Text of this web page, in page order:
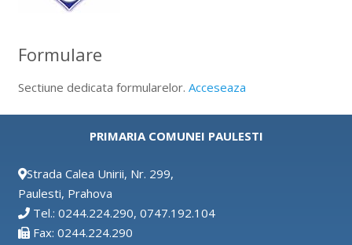
Formulare
Sectiune dedicata formularelor. Acceseaza
PRIMARIA COMUNEI PAULESTI
Strada Calea Unirii, Nr. 299,
Paulesti, Prahova
Tel.: 0244.224.290, 0747.192.104
Fax: 0244.224.290